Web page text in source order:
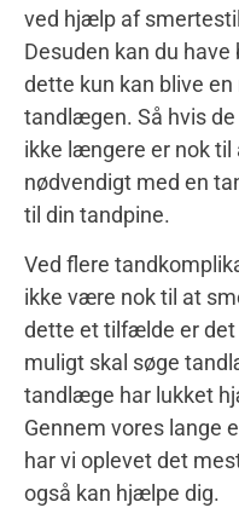
ved hjælp af
Desuden kan du
dette kun kan blive
tandlægen. Så hvis
ikke længere er nok
nødvendigt med en
til din tandpine.
Ved flere
ikke være nok til at
dette et tilfælde er det
muligt skal søge
tandlæge har lukket
Gennem vores lange
har vi oplevet det
også kan hjælpe dig.